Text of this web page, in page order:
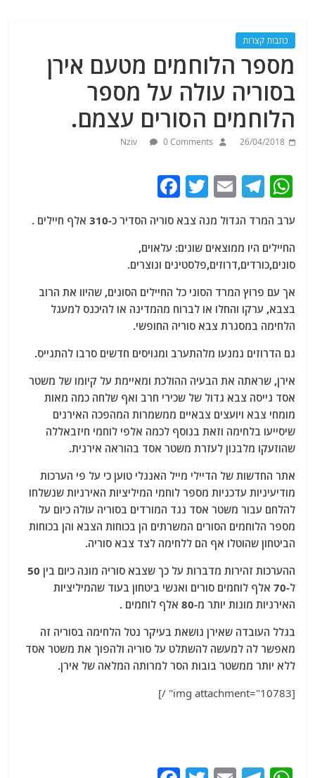
כתבות קצרות
מספר הלוחמים מטעם אירן
בסוריה עולה על מספר
הלוחמים הסורים עצמם.
26/04/2018
Nziv 0 Comments
W
at
s
A
p
p
T
e
g
ra
m
E
ai
l
T
itt
er
c
e
b
o
o
k
ערב המרד הגדול מנה צבא סוריה הסדיר כ-310 אלף חיילים .
החיילים היו ממוצאים שונים: עלאוים,
סונים,כורדים,דרוזים,פלסטינים ונוצרים.
אך עם פרוץ המרד הסוני כל החיילים הסונים, שהיוו את הרוב
בצבא, ערקו והחלו או לברוח מהמדינה או להיכנס למעגל
הלחימה במסגרת צבא סוריה החופשי.
גם הדרוזים נמנעו מלהתערב ומגויסים חדשים סרבו להתגייס.
אירן, שראתה את הבעיה ההולכת ומאיימת על קיומו של משטר
אסד גייסה צבא גדול של שכירי חרב ואף שלחה כמה מאות
מומחי צבא ויועצים צבאיים ממשמרות המהפכה האירנים
שיסייעו בלחימה וזאת בנוסף לכמה אלפי לוחמי חיזבאללה
שהוזעקו מלבנון לעזרת משטר אסד בהוראה אירנית.
אתר החדשות של הדיילי מייל האנגלי טוען כי על פי הערכות
מודיעיניות עדכניות מספר לוחמי המיליציות האירניות שנשלחו
להלחם עבור משטר אסד נגד המורדים בסוריה עולה כיום על
מספר הלוחמים הסורים המשרתים הן בכוחות הצבא והן בכוחות
הביטחון שהוטלו אף הם ללחימה לצד צבא סוריה.
ההערכות זהירות מדברות על כך שצבא סוריה מונה כיום בין 50
ל-70 אלף לוחמים סורים ואנשי ביטחון בעוד שהמיליציות
האירניות מונות יותר מ-80 אלף לוחמים .
בגלל העובדה שאירן נושאת בעיקר נטל הלחימה בסוריה זה
מאפשר לה למעשה להשתלט על סוריה ולהפוך את משטר אסד
ללא יותר ממשטר בובות הסר למרותה המלאה של אירן.
[img attachment="10783" /]